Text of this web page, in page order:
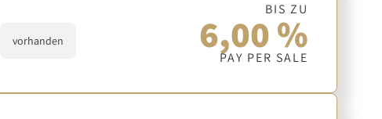
vorhanden
BIS ZU
6,00 %
PAY PER SALE